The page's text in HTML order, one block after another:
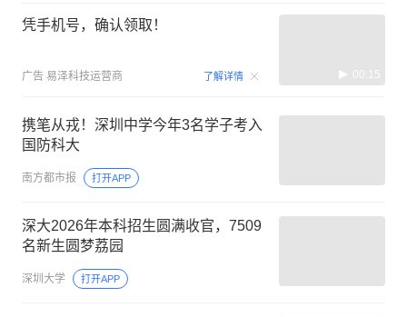
凭手机号，确认领取！
广告 易泽科技运营商 了解详情 00:15
携笔从戎！深圳中学今年3名学子考入
国防科大
南方都市报 打开APP
深大2026年本科招生圆满收官，7509
名新生圆梦荔园
深圳大学 打开APP